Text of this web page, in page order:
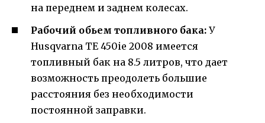
на переднем и заднем колесах.
Рабочий обьем топливного бака: У
Husqvarna TE 450ie 2008 имеется
топливный бак на 8.5 литров, что дает
возможность преодолеть большие
расстояния без необходимости
постоянной заправки.